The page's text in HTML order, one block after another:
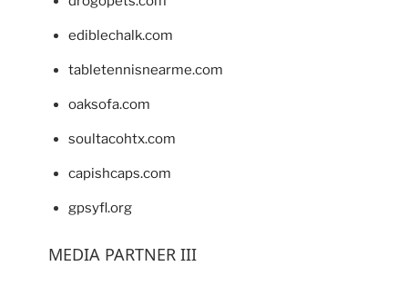
ediblechalk.com
tabletennisnearme.com
oaksofa.com
soultacohtx.com
capishcaps.com
gpsyfl.org
MEDIA PARTNER III